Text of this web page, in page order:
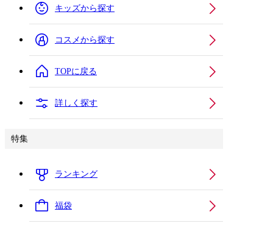
キッズから探す
コスメから探す
TOPに戻る
詳しく探す
特集
ランキング
福袋